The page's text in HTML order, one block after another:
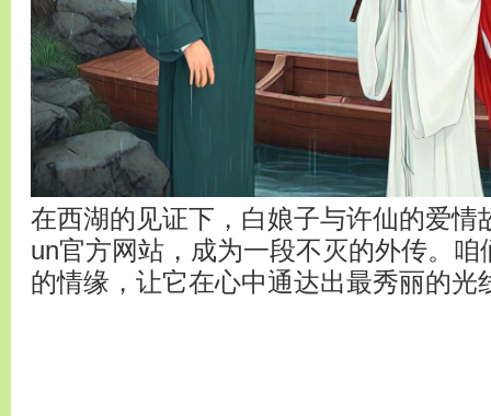
在西湖的见证下，白娘子与许仙的爱情
un官方网站，成为一段不灭的外传。
的情缘，让它在心中通达出最秀丽的光